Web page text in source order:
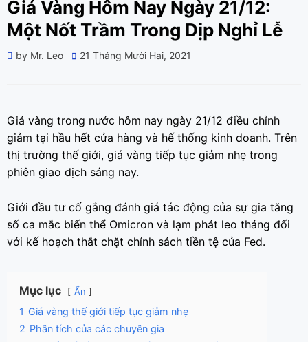
Giá Vàng Hôm Nay Ngày 21/12:
Một Nốt Trầm Trong Dịp Nghỉ Lễ
by Mr. Leo
Posted
21 Tháng Mười Hai, 2021
Giá vàng trong nước hôm nay ngày 21/12 điều chỉnh
giảm tại hầu hết cửa hàng và hế thống kinh doanh. Trên
thị trường thế giới, giá vàng tiếp tục giảm nhẹ trong
phiên giao dịch sáng nay.
Giới đầu tư cố gắng đánh giá tác động của sự gia tăng
số ca mắc biến thể Omicron và lạm phát leo tháng đối
với kế hoạch thắt chặt chính sách tiền tệ của Fed.
Mục lục Ẩn
1 Giá vàng thế giới tiếp tục giảm nhẹ
2 Phân tích của các chuyên gia